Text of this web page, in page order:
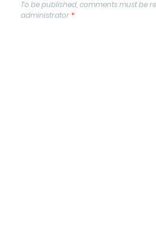
To be published, comments must be
administrator*